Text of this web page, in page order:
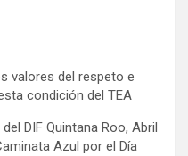
valores del respeto e
condición del TEA
DIF Quintana Roo, Abril
Azul por el Día